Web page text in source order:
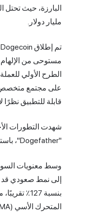
مليار دولار.
قابلة للتطبيق
"Dogefather"، باستبدال شعار Twitter بتميمة Dogecoin لفترة وجيزة، مما يشير إلى تأييده المستمر.
المتحرك الأسي (EMA)، مما يشير إلى مستويات دعم قوية.